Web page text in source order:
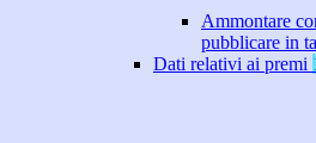
Ammontare
pubblicare in
Dati relativi ai premi